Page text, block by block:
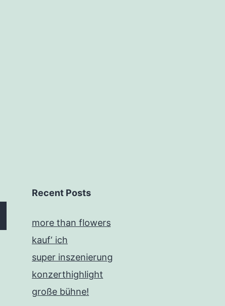
Recent Posts
more than flowers
kauf‘ ich
super inszenierung
konzerthighlight
große bühne!